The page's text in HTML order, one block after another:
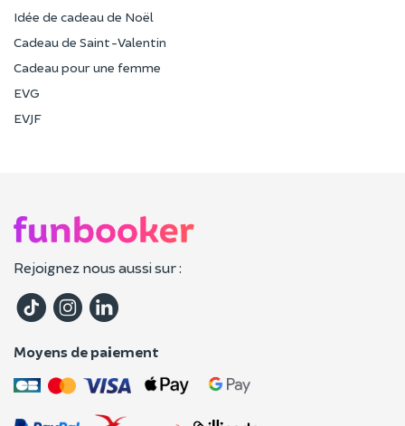
Idée de cadeau de Noël
Cadeau de Saint-Valentin
Cadeau pour une femme
EVG
EVJF
Rejoignez nous aussi sur :
Moyens de paiement